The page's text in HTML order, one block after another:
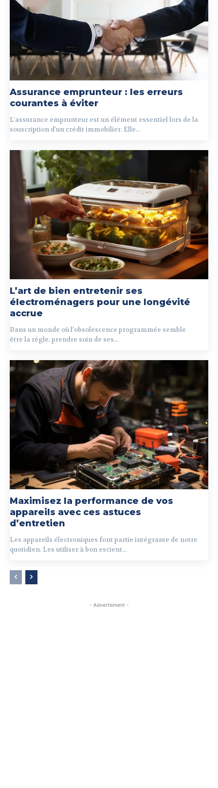
Assurance emprunteur : les erreurs
courantes à éviter
L'assurance emprunteur est un élément essentiel lors de la
souscription d'un crédit immobilier. Elle...
L’art de bien entretenir ses
électroménagers pour une longévité
accrue
Dans un monde où l'obsolescence programmée semble
être la règle, prendre soin de ses...
Maximisez la performance de vos
appareils avec ces astuces
d’entretien
Les appareils électroniques font partie intégrante de notre
quotidien. Les utiliser à bon escient...
- Advertisment -